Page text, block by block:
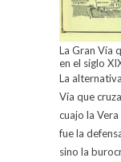
La Gran Vía
en el siglo
La
Vía que
cuajo la
fue la
sino la